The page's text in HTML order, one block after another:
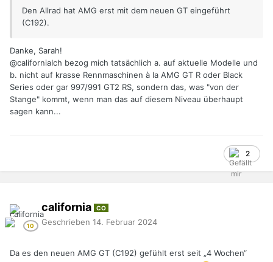
Den Allrad hat AMG erst mit dem neuen GT eingeführt
(C192).
Danke, Sarah!
@californiaIch bezog mich tatsächlich a. auf aktuelle Modelle und
b. nicht auf krasse Rennmaschinen à la AMG GT R oder Black
Series oder gar 997/991 GT2 RS, sondern das, was "von der
Stange" kommt, wenn man das auf diesem Niveau überhaupt
sagen kann...
2
california CO
Geschrieben 14. Februar 2024
Da es den neuen AMG GT (C192) gefühlt erst seit „4 Wochen“